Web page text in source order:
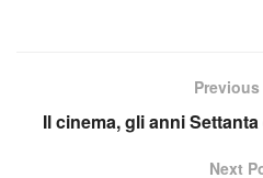
Il cinema, gli anni
Next